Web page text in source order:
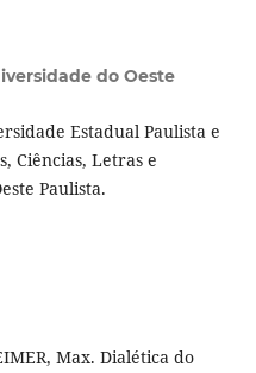
do Oeste
Estadual Paulista e
Ciências, Letras e
Paulista.
Max. Dialética do